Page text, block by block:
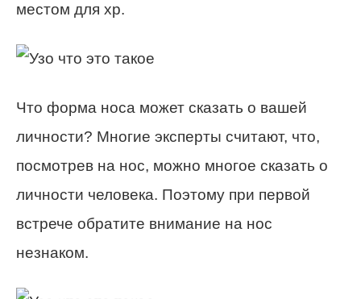
местом для хр.
Что форма носа может сказать о вашей
личности? Многие эксперты считают, что,
посмотрев на нос, можно многое сказать о
личности человека. Поэтому при первой
встрече обратите внимание на нос
незнаком.